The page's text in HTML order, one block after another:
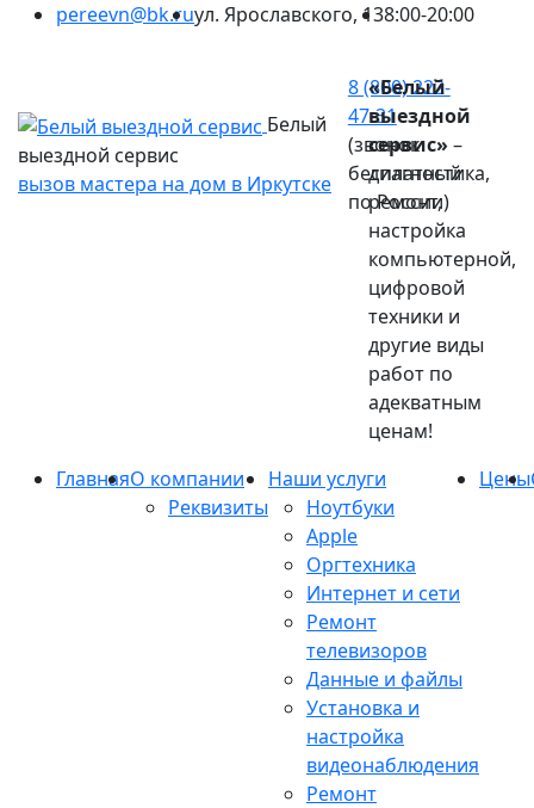
pereevn@bk.ruул. Ярославского, 138:00-20:00
Белый
выездной сервис
вызов мастера на дом в Иркутске
8 (800) 222-
47-31
(звонок
бесплатный
по России)
«Белый
выездной
сервис» –
диагностика,
ремонт,
настройка
компьютерной,
цифровой
техники и
другие виды
работ по
адекватным
ценам!
ГлавнаяО компании
Реквизиты
Наши услуги
Ноутбуки
Apple
Оргтехника
Интернет и сети
Ремонт
телевизоров
Данные и файлы
Установка и
настройка
видеонаблюдения
Ремонт
Цены